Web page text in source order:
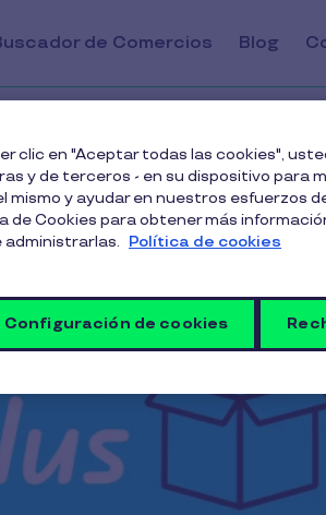
de Comercios Blog
clic en "Aceptar todas las cookies",
y de terceros - en su dispositivo para
mismo y ayudar en nuestros esfuerzos
de Cookies para obtener más
administrarlas. Política de cookies
Configuración de cookies